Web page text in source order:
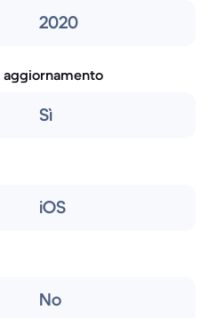
2020
Sì
iOS
No